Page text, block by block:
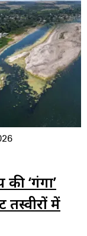
‘गंगा’
में